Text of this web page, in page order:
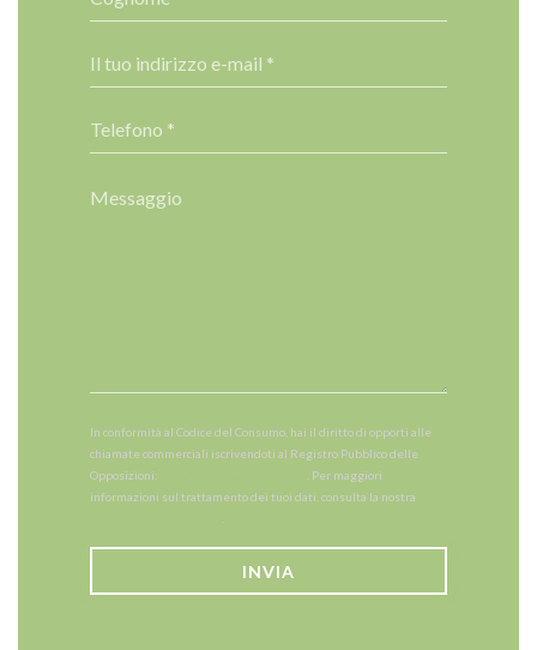
In conformità al Codice del Consumo, hai il diritto di opporti alle
chiamate commerciali iscrivendoti al Registro Pubblico delle
Opposizioni:
. Per maggiori
informazioni sul trattamento dei tuoi dati, consulta la nostra